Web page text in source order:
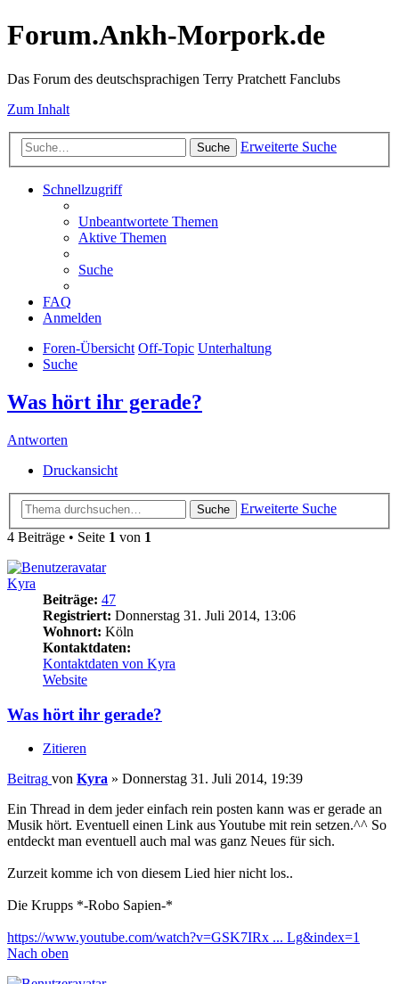
Forum.Ankh-Morpork.de
Das Forum des deutschsprachigen Terry Pratchett Fanclubs
Zum Inhalt
Suche Erweiterte Suche
Schnellzugriff
Unbeantwortete Themen
Aktive Themen
Suche
FAQ
Anmelden
Foren-Übersicht Off-Topic Unterhaltung
Suche
Was hört ihr gerade?
Antworten
Druckansicht
Suche
Erweiterte Suche
4 Beiträge • Seite 1 von 1
Kyra
Beiträge: 47
Registriert: Donnerstag 31. Juli 2014, 13:06
Wohnort: Köln
Kontaktdaten:
Kontaktdaten von Kyra
Website
Was hört ihr gerade?
Zitieren
Beitrag von Kyra » Donnerstag 31. Juli 2014, 19:39
Ein Thread in dem jeder einfach rein posten kann was er gerade an
Musik hört. Eventuell einen Link aus Youtube mit rein setzen.^^ So
entdeckt man eventuell auch mal was ganz Neues für sich.
Zurzeit komme ich von diesem Lied hier nicht los..
Die Krupps *-Robo Sapien-*
https://www.youtube.com/watch?v=GSK7IRx ... Lg&index=1
Nach oben